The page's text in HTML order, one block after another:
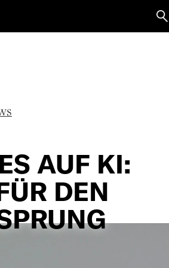
AUF KI:
DEN